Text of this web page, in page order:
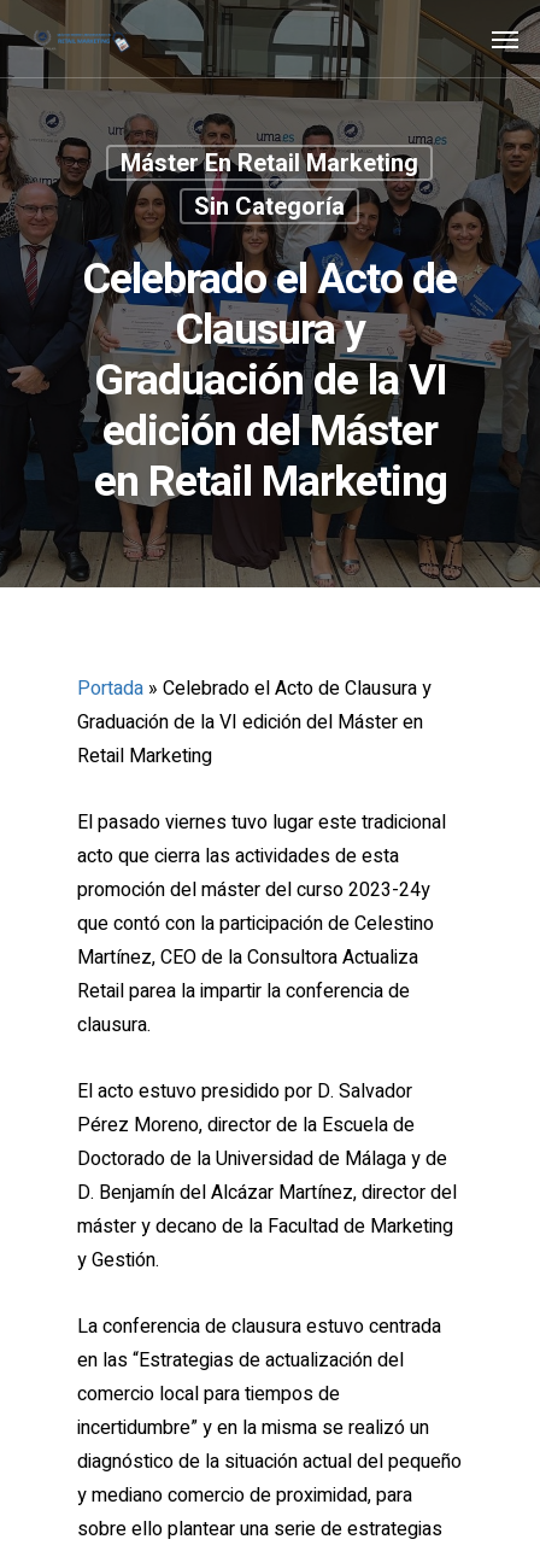
Skip
to
main
content
Máster En Retail Marketing
Sin Categoría
Celebrado el Acto de
Clausura y
Graduación de la VI
edición del Máster
en Retail Marketing
Portada » Celebrado el Acto de Clausura y
Graduación de la VI edición del Máster en
Retail Marketing
El pasado viernes tuvo lugar este tradicional
acto que cierra las actividades de esta
promoción del máster del curso 2023-24y
que contó con la participación de Celestino
Martínez, CEO de la Consultora Actualiza
Retail parea la impartir la conferencia de
clausura.
El acto estuvo presidido por D. Salvador
Pérez Moreno, director de la Escuela de
Doctorado de la Universidad de Málaga y de
D. Benjamín del Alcázar Martínez, director del
máster y decano de la Facultad de Marketing
y Gestión.
La conferencia de clausura estuvo centrada
en las “Estrategias de actualización del
comercio local para tiempos de
incertidumbre” y en la misma se realizó un
diagnóstico de la situación actual del pequeño
y mediano comercio de proximidad, para
sobre ello plantear una serie de estrategias